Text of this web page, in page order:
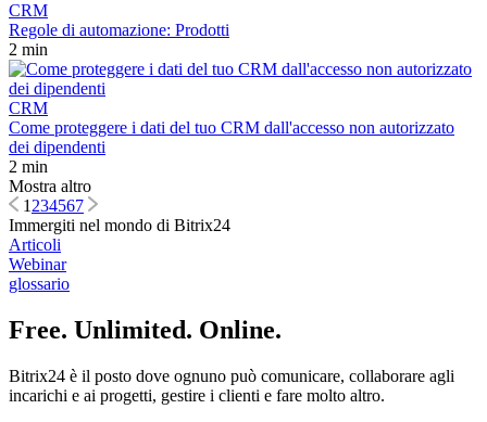
CRM
Regole di automazione: Prodotti
2 min
CRM
Come proteggere i dati del tuo CRM dall'accesso non autorizzato
dei dipendenti
2 min
Mostra altro
1234567
Immergiti nel mondo di Bitrix24
Articoli
Webinar
glossario
Free. Unlimited. Online.
Bitrix24 è il posto dove ognuno può comunicare, collaborare agli
incarichi e ai progetti, gestire i clienti e fare molto altro.